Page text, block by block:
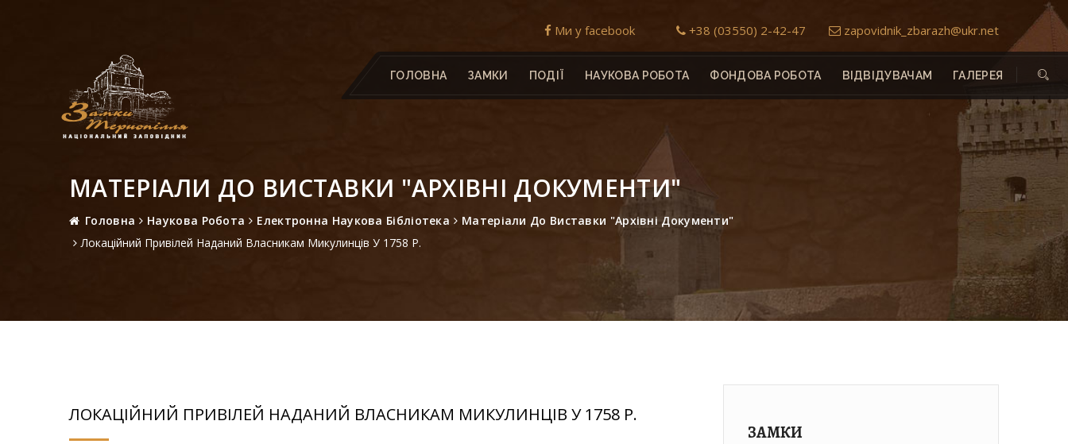
Ми у facebook +38 (03550) 2-42-47 zapovidnik_zbarazh@ukr.net
ГОЛОВНА ЗАМКИ ПОДІЇ НАУКОВА РОБОТА ФОНДОВА РОБОТА ВІДВІДУВАЧАМ ГАЛЕРЕЯ
МАТЕРІАЛИ ДО ВИСТАВКИ "АРХІВНІ ДОКУМЕНТИ"
Головна Наукова Робота Електронна Наукова Бібліотека
Матеріали До Виставки "Архівні Документи"
Локаційний Привілей Наданий Власникам Микулинців У 1758 Р.
ЛОКАЦІЙНИЙ ПРИВІЛЕЙ НАДАНИЙ ВЛАСНИКАМ МИКУЛИНЦІВ У 1758 Р.
ЗАМКИ